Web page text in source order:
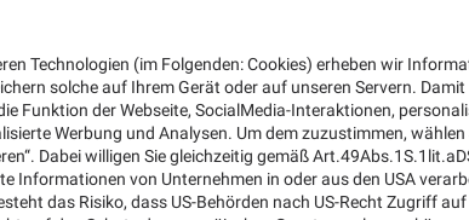
Technologien (im Folgenden: Cookies) erheben wir
solche auf Ihrem Gerät oder auf unseren Servern. Damit
Funktion der Webseite, SocialMedia-Interaktionen,
Werbung und Analysen. Um dem zuzustimmen, wählen
Dabei willigen Sie gleichzeitig gemäß
Informationen von Unternehmen in oder aus den USA
das Risiko, dass US-Behörden nach US-Recht Zugriff